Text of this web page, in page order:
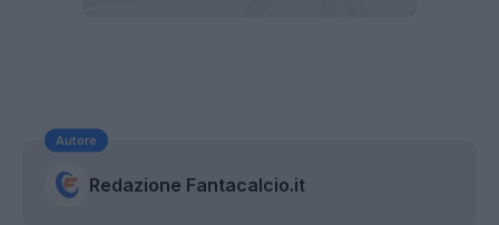
Autore
Redazione Fantacalcio.it